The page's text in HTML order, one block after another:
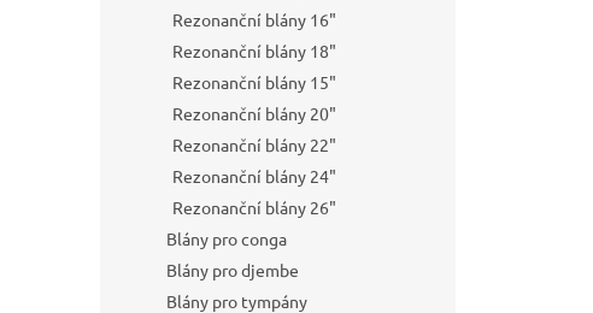
Rezonanční blány 16"
Rezonanční blány 18"
Rezonanční blány 15"
Rezonanční blány 20"
Rezonanční blány 22"
Rezonanční blány 24"
Rezonanční blány 26"
Blány pro conga
Blány pro djembe
Blány pro tympány